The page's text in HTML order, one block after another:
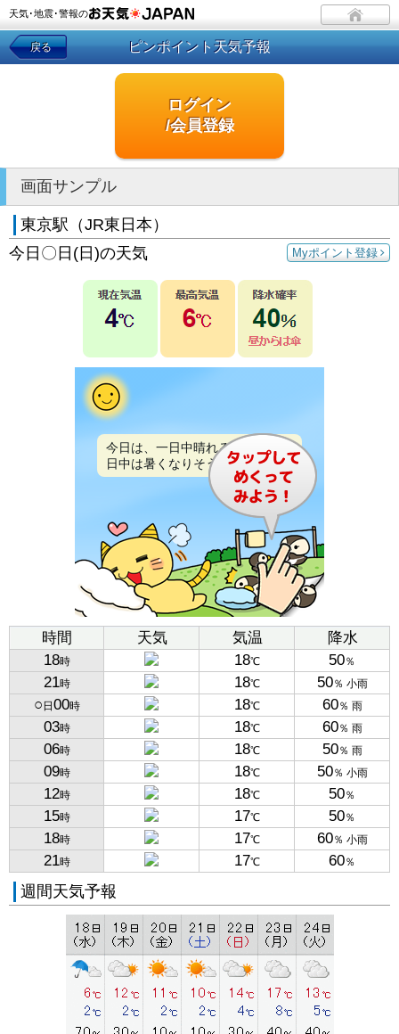
天気･地震･警報の
戻る ピンポイント天気予報
ログイン
/会員登録
画面サンプル
東京駅（JR東日本）
Myポイント登録
今日〇日(日)の天気
今日は、一日中晴れるでしょう。
日中は暑くなりそうです。
時間 天気 気温
降水
18時 18℃ 50％
21時 18℃ 50％ 小雨
○ 日 00時 18℃ 60％ 雨
03時 18℃ 60％ 雨
06時 18℃ 50％ 雨
09時 18℃ 50％ 小雨
12時 18℃ 50％
15時 17℃ 50％
18時 17℃ 60％ 小雨
21時 17℃ 60％
週間天気予報